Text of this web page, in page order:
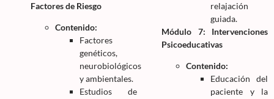
Factores de Riesgo
Contenido:
Factores
genéticos,
neurobiológicos
y ambientales.
Estudios de
relajación
guiada.
Módulo 7: Intervenciones
Psicoeducativas
Contenido:
Educación del
paciente y la